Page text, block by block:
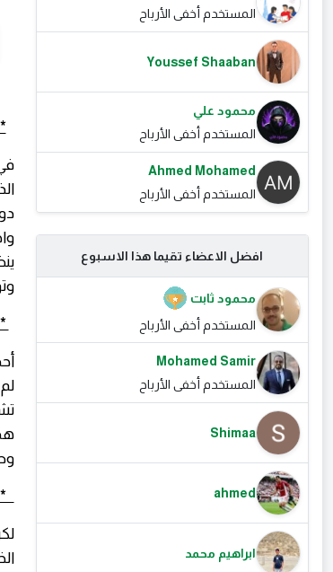
المستخدم أخفى الأرباح
Youssef Shaaban
محمود علي
المستخدم أخفى الأرباح
Ahmed Mohamed
المستخدم أخفى الأرباح
افضل الاعضاء تقيما هذا الاسبوع
محمود ثابت
المستخدم أخفى الأرباح
Mohamed Samir
المستخدم أخفى الأرباح
Shimaa
ahmed
ابراهيم محمد